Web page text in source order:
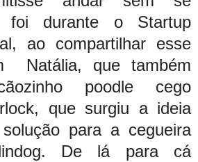
foi durante o Startup
ao compartilhar esse
Natália, que também
poodle cego
que surgiu a ideia
para a cegueira
De lá para cá